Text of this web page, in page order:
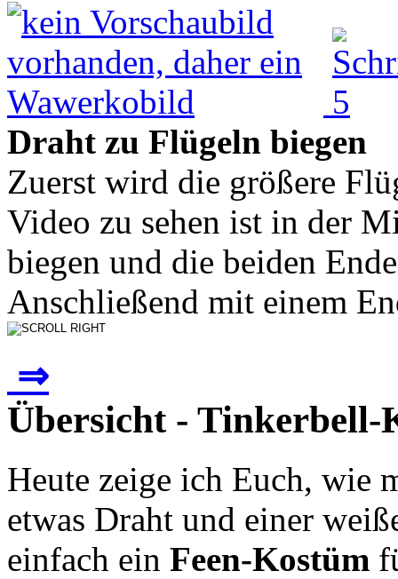
Draht zu Flügeln biegen
Zuerst wird die größere
Video zu sehen ist in der
biegen und die beiden
Anschließend mit einem
⇒
Übersicht - Tinkerbell-
Heute zeige ich Euch, wie
etwas Draht und einer
einfach ein Feen-Kostüm